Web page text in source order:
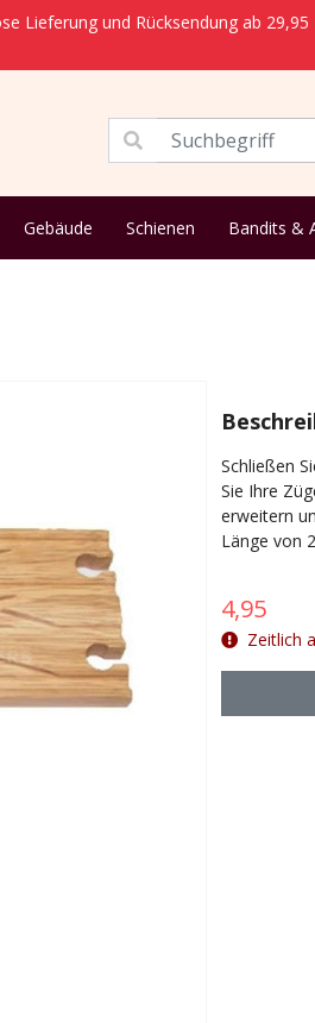
Lieferung und Rücksendung ab 29,95
Gebäude Schienen Bandits &
Schließen
Sie Ihre
erweitern
Länge von
4,95
Zeitlich